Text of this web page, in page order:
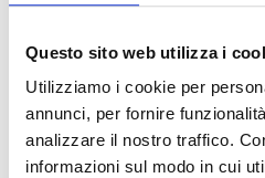
Questo sito web utilizza i
Utilizziamo i cookie per
annunci, per fornire
analizzare il nostro traffico.
informazioni sul modo in cui
séparé